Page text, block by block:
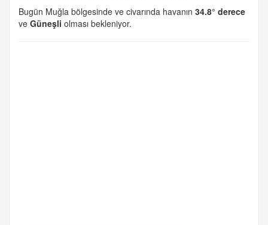
Bugün Muğla bölgesinde ve civarında havanın 34.8° derece
ve Güneşli olması bekleniyor.